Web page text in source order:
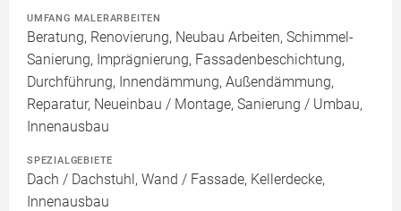
UMFANG MALERARBEITEN
Beratung, Renovierung, Neubau Arbeiten, Schimmel-
Sanierung, Imprägnierung, Fassadenbeschichtung,
Durchführung, Innendämmung, Außendämmung,
Reparatur, Neueinbau / Montage, Sanierung / Umbau,
Innenausbau
SPEZIALGEBIETE
Dach / Dachstuhl, Wand / Fassade, Kellerdecke,
Innenausbau